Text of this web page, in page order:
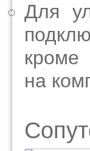
Для
на